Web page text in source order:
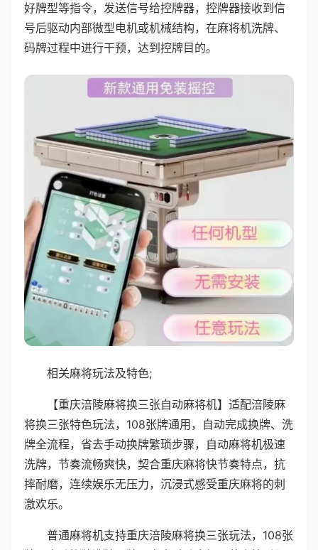
好牌型等指令，发送信号给控牌器，控牌器接收到信
号后驱动内部微型电机或机械结构，在麻将机洗牌、
码牌过程中进行干预，达到控牌目的。
相关麻将玩法及特色;
【重庆涪陵麻将换三张自动麻将机】适配涪陵麻
将换三张特色玩法，108张牌通用，自动完成换牌、洗
牌全流程，省去手动换牌繁琐步骤，自动麻将机极速
洗牌，节奏流畅爽快，契合重庆麻将快节奏特点，抗
摔耐磨，连续娱乐无压力，沉浸式感受重庆麻将的刺
激欢乐。
普通麻将机支持重庆涪陵麻将换三张玩法，108张